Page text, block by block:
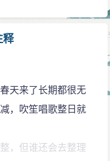
释
天来了长期都很无
，吹笙唱歌整日就
，但谁还会去整理